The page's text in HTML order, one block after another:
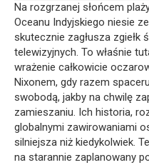
Na rozgrzanej słońcem
Oceanu Indyjskiego niesie
skutecznie zagłusza zgiełk
telewizyjnych. To właśnie
wrażenie całkowicie
Nixonem, gdy razem
swobodą, jakby na chwilę
zamieszaniu. Ich historia,
globalnymi zawirowaniami
silniejsza niż kiedykolwiek.
na starannie zaplanowany